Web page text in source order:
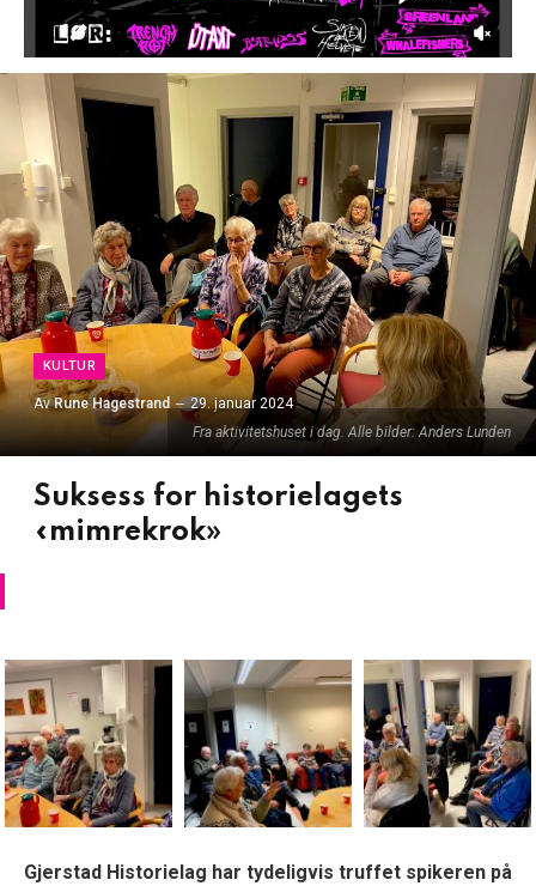
Fra aktivitetshuset i dag. Alle bilder: Anders Lunden
KULTUR
Av Rune Hagestrand 29. januar 2024
Suksess for historielagets
«mimrekrok»
Gjerstad Historielag har tydeligvis truffet spikeren på